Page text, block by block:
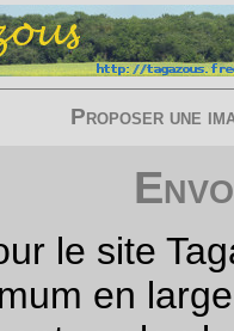
Proposer une
le site
en